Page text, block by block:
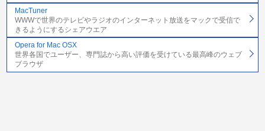
MacTuner
WWWで世界のテレビやラジオのインターネット放送をマックで受信で
きるようにするシェアウエア
Opera for Mac OSX
世界各国でユーザー、専門誌から高い評価を受けている最高峰のウェブ
ブラウザ